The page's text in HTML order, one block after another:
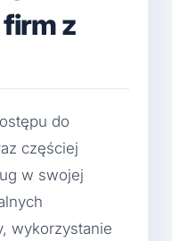
z
do
częściej
w swojej
wykorzystanie